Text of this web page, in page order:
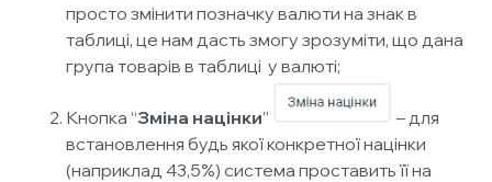
просто змінити позначку валюти на знак в
таблиці, це нам дасть змогу зрозуміти, що дана
група товарів в таблиці у валюті;
Кнопка “Зміна націнки”
– для
встановлення будь якої конкретної націнки
(наприклад 43,5%) система проставить її на